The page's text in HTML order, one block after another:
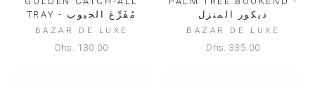
TRAY - مُفَرِّغ الجيوب
BAZAR DE LUXE
Dhs. 130.00
ديكور المنزل
BAZAR DE LUXE
Dhs. 335.00